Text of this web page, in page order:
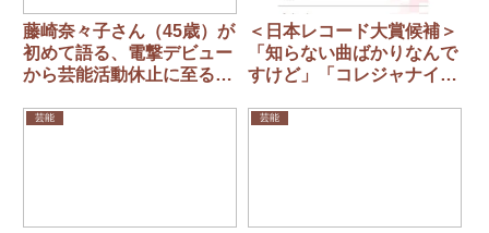
藤崎奈々子さん（45歳）が
初めて語る、電撃デビュー
から芸能活動休止に至るま
＜日本レコード大賞候補＞
「知らない曲ばかりなんで
すけど」「コレジャナイ
芸能 芸能